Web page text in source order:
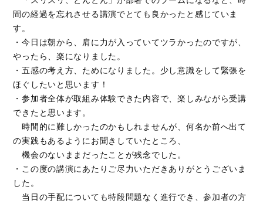
間の経過を忘れさせる講演でとても良かったと感じていま
す。
・今日は朝から、肩に力が入っていてツラかったのですが、
やったら、楽になりました。
・五感の考え方、ためになりました。少し意識をして緊張を
ほぐしたいと思います！
・参加者全体が取組み体験できた内容で、楽しみながら受講
できたと思います。
時間的に難しかったのかもしれませんが、何名か前へ出て
の実践もあるようにお聞きしていたところ、
機会のないままだったことが残念でした。
・この度の講演にあたりご尽力いただきありがとうございま
した。
当日の手配についても特段問題なく進行でき、参加者の方